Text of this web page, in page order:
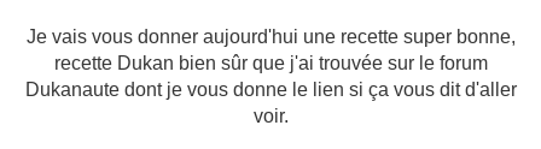
Je vais vous donner aujourd'hui une recette super bonne,
recette Dukan bien sûr que j'ai trouvée sur le forum
Dukanaute dont je vous donne le lien si ça vous dit d'aller
voir.